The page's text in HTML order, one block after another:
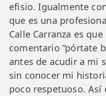
efisio. Igualmente
que es una
Calle Carranza es
comentario “pórtate
antes de acudir a mi
sin conocer mi
poco respetuoso.